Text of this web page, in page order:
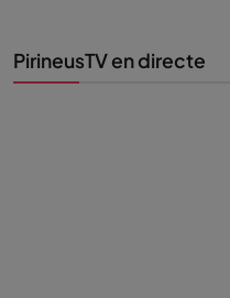
PirineusTV en directe